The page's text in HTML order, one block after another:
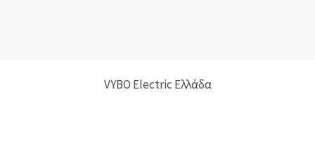
VYBO Electric Ελλάδα